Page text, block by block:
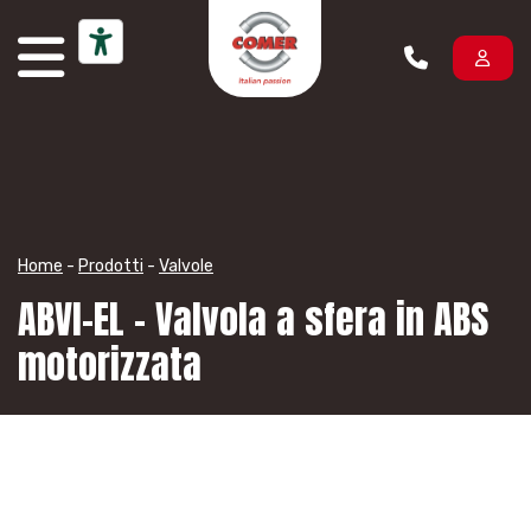
Home - Prodotti - Valvole
ABVI-EL – Valvola a sfera in ABS
motorizzata